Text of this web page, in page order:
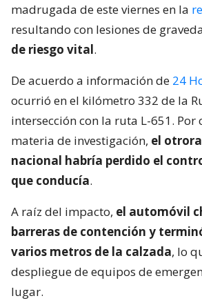
madrugada de este viernes en la
resultando con lesiones de
de riesgo vital.
De acuerdo a información de 24
ocurrió en el kilómetro 332 de la
intersección con la ruta L-651. Por
materia de investigación, el
nacional habría perdido el
que conducía.
A raíz del impacto, el automóvil
barreras de contención y
varios metros de la calzada, lo
despliegue de equipos de
lugar.